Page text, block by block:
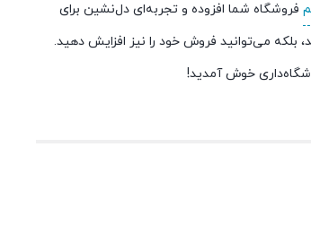
فروشگاه شما افزوده و تجربه‌ای دل‌نشین برای
بلکه می‌توانید فروش خود را نیز افزایش دهید.
خوش آمدید!